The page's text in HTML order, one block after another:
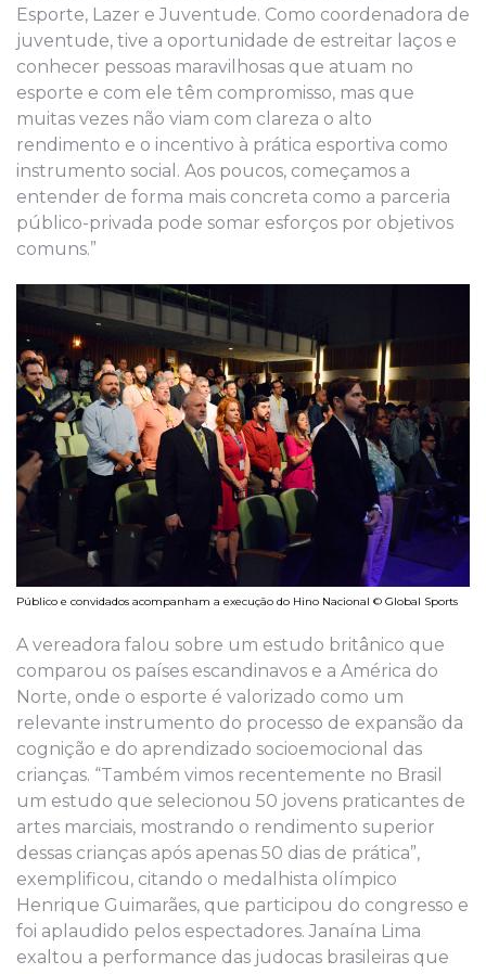
Esporte, Lazer e Juventude. Como coordenadora de
juventude, tive a oportunidade de estreitar laços e
conhecer pessoas maravilhosas que atuam no
esporte e com ele têm compromisso, mas que
muitas vezes não viam com clareza o alto
rendimento e o incentivo à prática esportiva como
instrumento social. Aos poucos, começamos a
entender de forma mais concreta como a parceria
público-privada pode somar esforços por objetivos
comuns.”
Público e convidados acompanham a execução do Hino Nacional © Global Sports
A vereadora falou sobre um estudo britânico que
comparou os países escandinavos e a América do
Norte, onde o esporte é valorizado como um
relevante instrumento do processo de expansão da
cognição e do aprendizado socioemocional das
crianças. “Também vimos recentemente no Brasil
um estudo que selecionou 50 jovens praticantes de
artes marciais, mostrando o rendimento superior
dessas crianças após apenas 50 dias de prática”,
exemplificou, citando o medalhista olímpico
Henrique Guimarães, que participou do congresso e
foi aplaudido pelos espectadores. Janaína Lima
exaltou a performance das judocas brasileiras que